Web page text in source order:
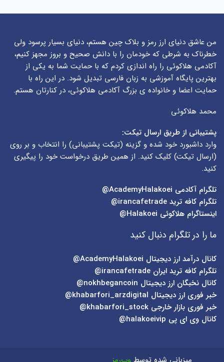
من عاشق دنیای ارز رمز و بلاک چین هستم، دنیای بسیار پرسود ولی
خطرناک به شرطی که خودمان را با دانش صحیح و بروز مجهز کنیم،
آکادمی هلاکوئی را راه اندازی کردم که با حمایت شما به یکی از
بهترین پایگاه آموزشی به زبان فارسی تبدیل شود. در این راه با
حمایت اعضا و خانواده ی بزرگ آکادمی هلاکوئی، در کنارتان هستم.
محمد هلاکوئی
پشتیبانی از طریق ارسال تیکت:
وارد داشبورد خود شده و گزینه (تیکت پشتیبانی) را انتخاب و بر روی
(ارسال تیکت) کلیک کنید. از همین طریق درخواست خود را پیگیری
کنید.
تلگرام آکادمی
تلگرام کافه ترید irancafetrade@
اینستاگرام هلاکوئی Halakoei@
ما را در تلگرام دنبال کنید
کانال درآمد ارز دیجیتال AcademyHalakoei@
تلگرام کافه ترید ایران irancafetrade@
کانال نخبگان ارز دیجیتال nokhbegancoin@
خبر فوری ارز دیجیتال khabarfori_arzdigital@
خبر فوری بازار خارجی khabarfori_stock@
کانال وی ای پی halakoeivip@